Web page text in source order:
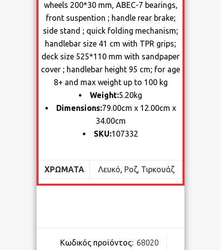
wheels 200*30 mm, ABEC-7 bearings,
front suspention ; handle rear brake;
side stand ; quick folding mechanism;
handlebar size 41 cm with TPR grips;
deck size 525*110 mm with sandpaper
cover ; handlebar height 95 cm; for age
8+ and max weight up to 100 kg
Weight:5.20kg
Dimensions:79.00cm x 12.00cm x
34.00cm
SKU:107332
ΧΡΏΜΑΤΑ Λευκό, Ροζ, Τιρκουάζ
Κωδικός προϊόντος: 68020